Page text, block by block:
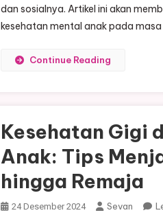
dan sosialnya. Artikel ini akan
kesehatan mental anak pada
Continue Reading
Kesehatan Gigi
Anak: Tips
hingga Remaja
24 Desember 2024 Sevan